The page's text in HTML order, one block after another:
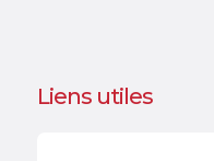
Liens utiles